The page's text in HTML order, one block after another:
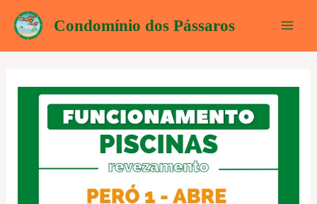
para
Condomínio dos Pássaros